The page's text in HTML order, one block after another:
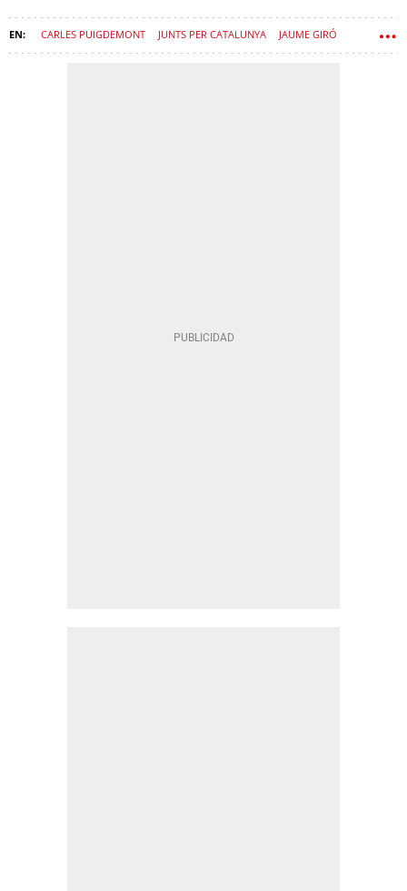
CARLES PUIGDEMONT JUNTS PER CATALUNYA JAUME GIRÓ